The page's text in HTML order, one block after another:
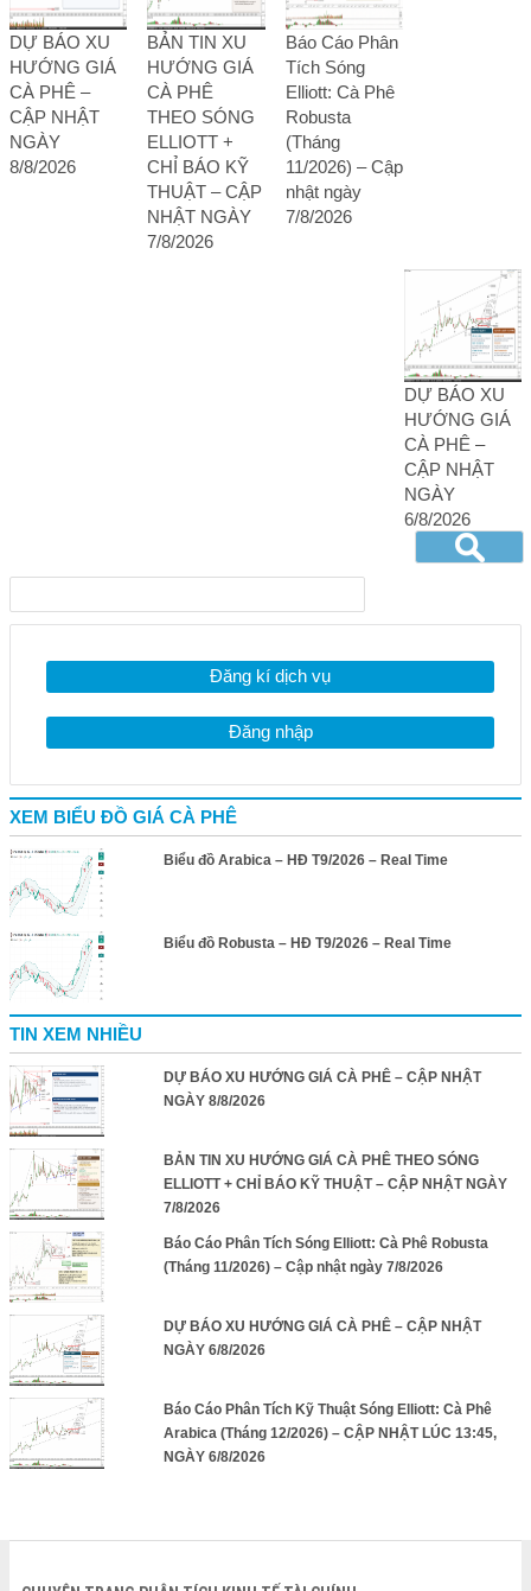
DỰ BÁO XU
HƯỚNG GIÁ
CÀ PHÊ –
CẬP NHẬT
NGÀY
8/8/2026
BẢN TIN XU
HƯỚNG GIÁ
CÀ PHÊ
THEO SÓNG
ELLIOTT +
CHỈ BÁO KỸ
THUẬT – CẬP
NHẬT NGÀY
7/8/2026
Báo Cáo Phân
Tích Sóng
Elliott: Cà Phê
Robusta
(Tháng
11/2026) – Cập
nhật ngày
7/8/2026
DỰ BÁO XU
HƯỚNG GIÁ
CÀ PHÊ –
CẬP NHẬT
NGÀY
6/8/2026
Đăng kí dịch vụ
Đăng nhập
XEM BIỂU ĐỒ GIÁ CÀ PHÊ
Biểu đồ Arabica – HĐ T9/2026 – Real Time
Biểu đồ Robusta – HĐ T9/2026 – Real Time
TIN XEM NHIỀU
DỰ BÁO XU HƯỚNG GIÁ CÀ PHÊ – CẬP NHẬT
NGÀY 8/8/2026
BẢN TIN XU HƯỚNG GIÁ CÀ PHÊ THEO SÓNG
ELLIOTT + CHỈ BÁO KỸ THUẬT – CẬP NHẬT NGÀY
7/8/2026
Báo Cáo Phân Tích Sóng Elliott: Cà Phê Robusta
(Tháng 11/2026) – Cập nhật ngày 7/8/2026
DỰ BÁO XU HƯỚNG GIÁ CÀ PHÊ – CẬP NHẬT
NGÀY 6/8/2026
Báo Cáo Phân Tích Kỹ Thuật Sóng Elliott: Cà Phê
Arabica (Tháng 12/2026) – CẬP NHẬT LÚC 13:45,
NGÀY 6/8/2026